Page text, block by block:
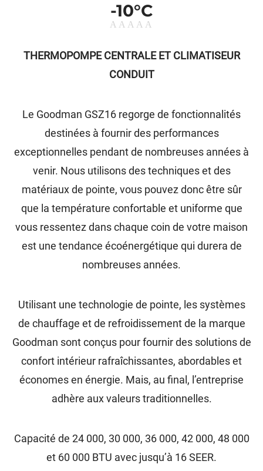
-10°C
THERMOPOMPE CENTRALE ET CLIMATISEUR
CONDUIT
Le Goodman GSZ16 regorge de fonctionnalités
destinées à fournir des performances
exceptionnelles pendant de nombreuses années à
venir. Nous utilisons des techniques et des
matériaux de pointe, vous pouvez donc être sûr
que la température confortable et uniforme que
vous ressentez dans chaque coin de votre maison
est une tendance écoénergétique qui durera de
nombreuses années.
Utilisant une technologie de pointe, les systèmes
de chauffage et de refroidissement de la marque
Goodman sont conçus pour fournir des solutions de
confort intérieur rafraîchissantes, abordables et
économes en énergie. Mais, au final, l’entreprise
adhère aux valeurs traditionnelles.
Capacité de 24 000, 30 000, 36 000, 42 000, 48 000
et 60 000 BTU avec jusqu’à 16 SEER.